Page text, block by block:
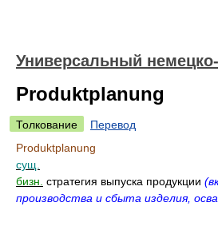
Универсальный
Produktplanung
Толкование
Перевод
Produktplanung
сущ.
бизн. стратегия выпуска продукции
производства и сбыта изделия,